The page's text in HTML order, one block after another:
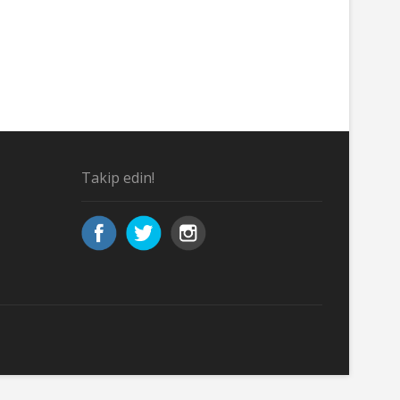
Takip edin!